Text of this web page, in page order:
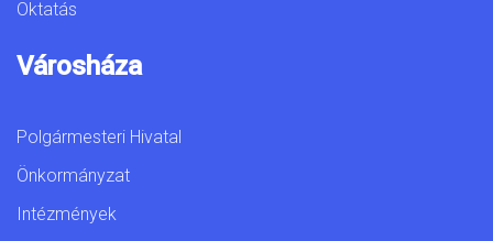
Oktatás
Városháza
Polgármesteri Hivatal
Önkormányzat
Intézmények